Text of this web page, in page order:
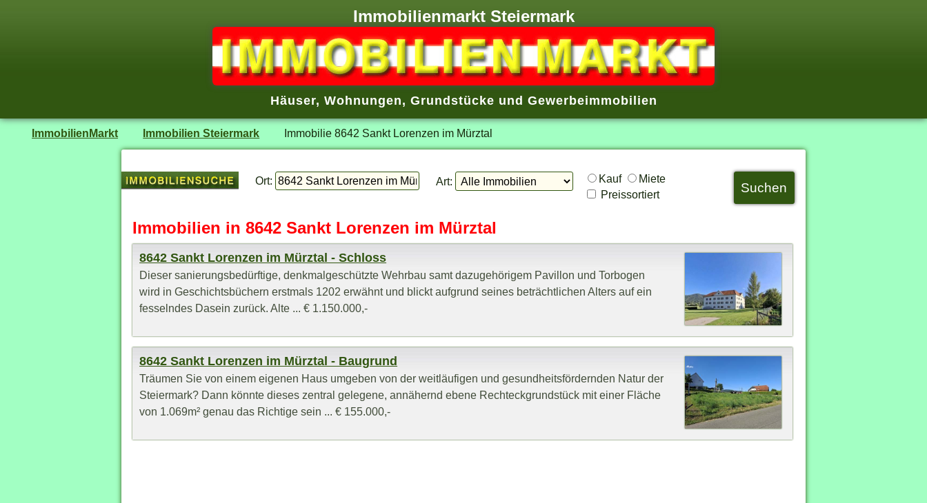
Immobilienmarkt Steiermark
Häuser, Wohnungen, Grundstücke und Gewerbeimmobilien
ImmobilienMarkt Immobilien Steiermark Immobilie 8642 Sankt Lorenzen im Mürztal
Ort: Art: Kauf
Miete
Preissortiert
Immobilien in 8642 Sankt Lorenzen im Mürztal
8642 Sankt Lorenzen im Mürztal - Schloss
Dieser sanierungsbedürftige, denkmalgeschützte Wehrbau samt dazugehörigem Pavillon und Torbogen
wird in Geschichtsbüchern erstmals 1202 erwähnt und blickt aufgrund seines beträchtlichen Alters auf ein
fesselndes Dasein zurück. Alte ... € 1.150.000,-
8642 Sankt Lorenzen im Mürztal - Baugrund
Träumen Sie von einem eigenen Haus umgeben von der weitläufigen und gesundheitsfördernden Natur der
Steiermark? Dann könnte dieses zentral gelegene, annähernd ebene Rechteckgrundstück mit einer Fläche
von 1.069m² genau das Richtige sein ... € 155.000,-